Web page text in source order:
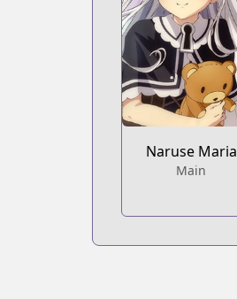
Naruse Maria
Main